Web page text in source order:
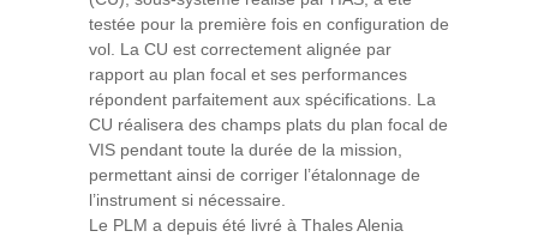
testée pour la première fois en configuration de
vol. La CU est correctement alignée par
rapport au plan focal et ses performances
répondent parfaitement aux spécifications. La
CU réalisera des champs plats du plan focal de
VIS pendant toute la durée de la mission,
permettant ainsi de corriger l’étalonnage de
l’instrument si nécessaire.
Le PLM a depuis été livré à Thales Alenia